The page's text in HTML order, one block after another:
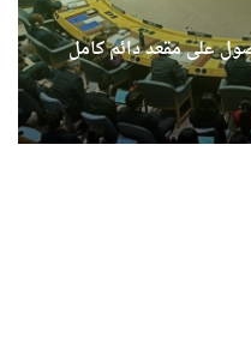
على مقعد دائم كامل